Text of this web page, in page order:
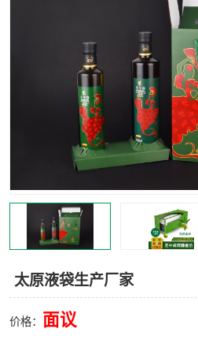
太原液袋生产厂家
价格： 面议